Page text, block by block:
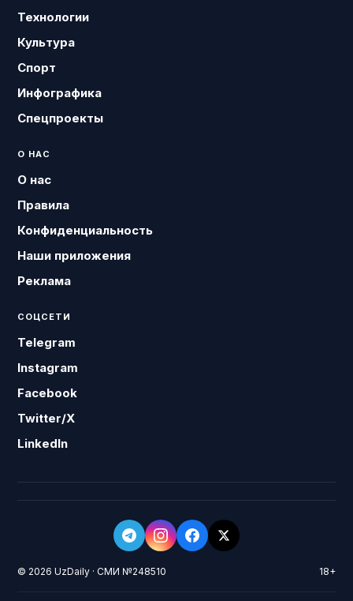
Технологии
Культура
Спорт
Инфографика
Спецпроекты
О НАС
О нас
Правила
Конфиденциальность
Наши приложения
Реклама
СОЦСЕТИ
Telegram
Instagram
Facebook
Twitter/X
LinkedIn
© 2026 UzDaily · СМИ №248510 18+